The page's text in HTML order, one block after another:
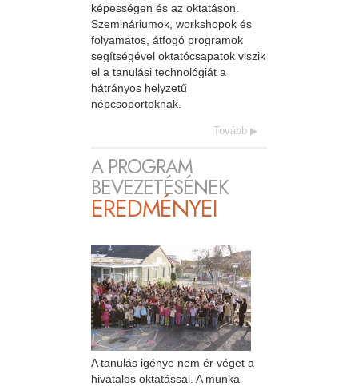
képességen és az oktatáson.
Szemináriumok, workshopok és
folyamatos, átfogó programok
segítségével oktatócsapatok viszik
el a tanulási technológiát a
hátrányos helyzetű
népcsoportoknak.
Tovább
A PROGRAM
BEVEZETÉSÉNEK
EREDMÉNYEI
A tanulás igénye nem ér véget a
hivatalos oktatással. A munka